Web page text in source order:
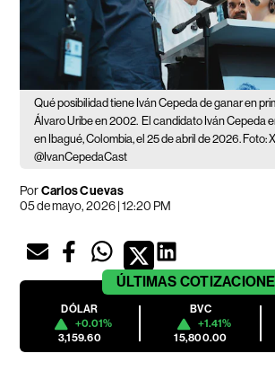
Qué posibilidad tiene Iván Cepeda de ganar en
Álvaro Uribe en 2002. El candidato Iván Cepeda
en Ibagué, Colombia, el 25 de abril de 2026. Foto:
@IvanCepedaCast
PorCarlos Cuevas
05 de mayo, 2026 | 12:20 PM
ÚLTIMAS
DÓLAR
+0.01%
3,159.60
BVC
+1.41%
15,800.00